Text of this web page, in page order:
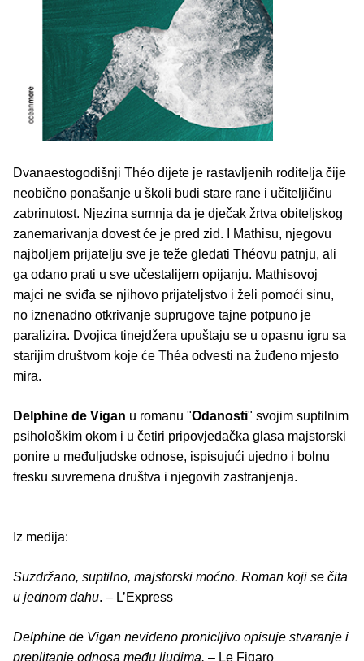
Dvanaestogodišnji Théo dijete je rastavljenih roditelja čije
neobično ponašanje u školi budi stare rane i učiteljičinu
zabrinutost. Njezina sumnja da je dječak žrtva obiteljskog
zanemarivanja dovest će je pred zid. I Mathisu, njegovu
najboljem prijatelju sve je teže gledati Théovu patnju, ali
ga odano prati u sve učestalijem opijanju. Mathisovoj
majci ne sviđa se njihovo prijateljstvo i želi pomoći sinu,
no iznenadno otkrivanje suprugove tajne potpuno je
paralizira. Dvojica tinejdžera upuštaju se u opasnu igru sa
starijim društvom koje će Théa odvesti na žuđeno mjesto
mira.
Delphine de Vigan u romanu "Odanosti" svojim suptilnim
psihološkim okom i u četiri pripovjedačka glasa majstorski
ponire u međuljudske odnose, ispisujući ujedno i bolnu
fresku suvremena društva i njegovih zastranjenja.
Iz medija:
Suzdržano, suptilno, majstorski moćno. Roman koji se čita
u jednom dahu. – L’Express
Delphine de Vigan neviđeno pronicljivo opisuje stvaranje i
preplitanje odnosa među ljudima. – Le Figaro